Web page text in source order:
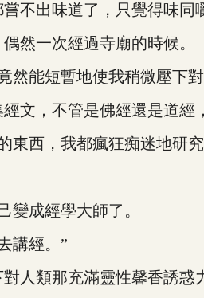
出味道了，只覺得味同
一次經過寺廟的時候。
能短暫地使我稍微壓下對
，不管是佛經還是道經
西，我都瘋狂痴迷地研究
成經學大師了。
講經。”
類那充滿靈性馨香誘惑